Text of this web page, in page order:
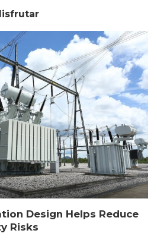
Design Helps Reduce
Risks